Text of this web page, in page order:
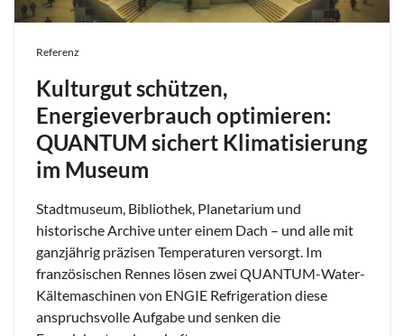
Referenz
Kulturgut schützen,
Energieverbrauch optimieren:
QUANTUM sichert Klimatisierung
im Museum
Stadtmuseum, Bibliothek, Planetarium und
historische Archive unter einem Dach – und alle mit
ganzjährig präzisen Temperaturen versorgt. Im
französischen Rennes lösen zwei QUANTUM-Water-
Kältemaschinen von ENGIE Refrigeration diese
anspruchsvolle Aufgabe und senken die